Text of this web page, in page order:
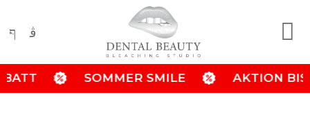
SOMMER SMILE AKTION BIS